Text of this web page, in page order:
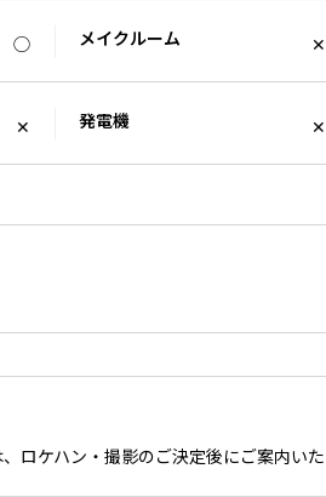
◯ メイクルーム ✕
✕ 発電機 ✕
ロケハン・撮影のご決定後にご案内いた